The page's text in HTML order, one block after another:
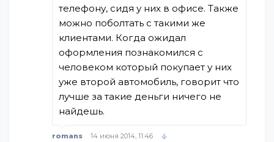
телефону, сидя у них в офисе. Также
можно поболтать с такими же
клиентами. Когда ожидал
оформления познакомился с
человеком который покупает у них
уже второй автомобиль, говорит что
лучше за такие деньги ничего не
найдешь.
romans 14 июня 2014, 11:46